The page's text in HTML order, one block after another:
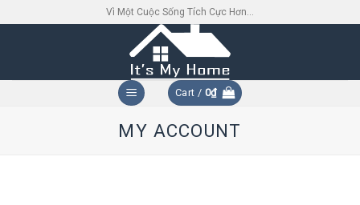
to
Vì Một Cuộc Sống Tích Cực Hơn...
Cart / 0₫
MY ACCOUNT